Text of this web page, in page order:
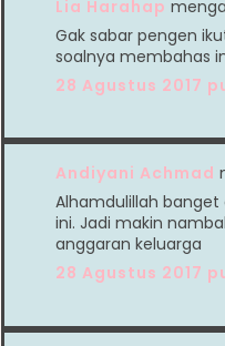
Lia Harahap
Gak sabar pengen
soalnya membahas
28 Agustus 2017
Andiyani Achmad
Alhamdulillah banget
ini. Jadi makin
anggaran keluarga
28 Agustus 2017